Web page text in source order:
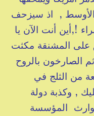
, اذ سيزحف
!,أين أنت الآن يا
على المشنقة مكثت
الصارخون بالروح
من الثلج في
, وكذبة دولة
المؤسسة